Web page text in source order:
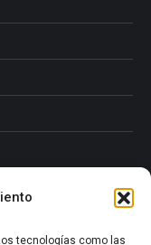
tecnologías como las